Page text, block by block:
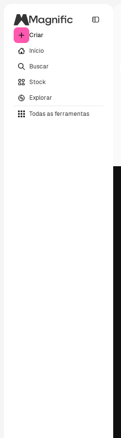
Criar
Início
Buscar
Stock
Explorar
Todas as ferramentas